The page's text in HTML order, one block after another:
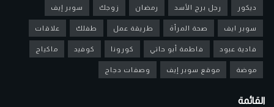
ديكور رجل برج الأسد رمضان زوجك سوبر إيف
سوبر ايف صحة المرأة طريقة عمل طفلك علاقات
فادية عبود فاطمة أبو حاتي كورونا كوفيد ماكياج
موضة موقع سوبر إيف وصفات دجاج
القائمة